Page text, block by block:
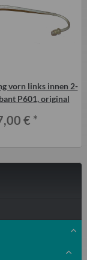
vorn links innen 2-
P601, original
€ *